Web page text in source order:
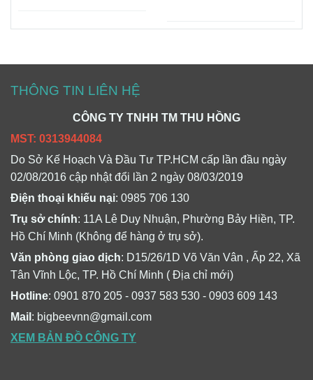
THÔNG TIN LIÊN HỆ
CÔNG TY TNHH TM THU HỒNG
MST: 0313944084
Do Sở Kế Hoạch Và Đầu Tư TP.HCM cấp lần đầu ngày
02/08/2016 cập nhật đổi lần 2 ngày 08/03/2019
Điện thoại khiếu nại: 0985 706 130
Trụ sở chính: 11A Lê Duy Nhuận, Phường Bảy Hiền, TP.
Hồ Chí Minh (Không để hàng ở trụ sở).
Văn phòng giao dịch: D15/26/1D Võ Văn Vân , Ấp 22, Xã
Tân Vĩnh Lộc, TP. Hồ Chí Minh ( Địa chỉ mới)
Hotline: 0901 870 205 - 0937 583 530 - 0903 609 143
Mail : bigbeevnn@gmail.com
XEM BẢN ĐỒ CÔNG TY